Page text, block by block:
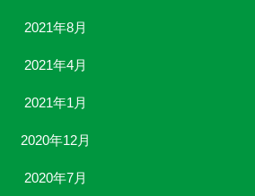
2021年8月
2021年4月
2021年1月
2020年12月
2020年7月